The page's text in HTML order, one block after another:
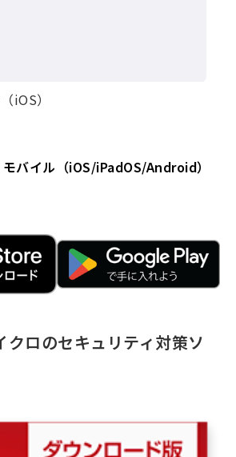
iOS）
バイル（iOS/iPadOS/Android）
クロのセキュリティ対策ソ